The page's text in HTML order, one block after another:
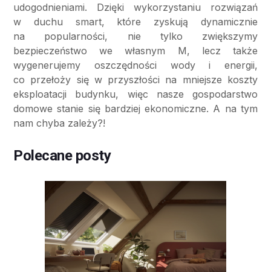
udogodnieniami. Dzięki wykorzystaniu rozwiązań
w duchu smart, które zyskują dynamicznie
na popularności, nie tylko zwiększymy
bezpieczeństwo we własnym M, lecz także
wygenerujemy oszczędności wody i energii,
co przełoży się w przyszłości na mniejsze koszty
eksploatacji budynku, więc nasze gospodarstwo
domowe stanie się bardziej ekonomiczne. A na tym
nam chyba zależy?!
Polecane posty